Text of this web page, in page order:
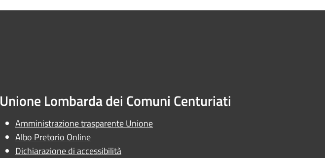
Unione Lombarda dei Comuni Centuriati
Amministrazione trasparente Unione
Albo Pretorio Online
Dichiarazione di accessibilità